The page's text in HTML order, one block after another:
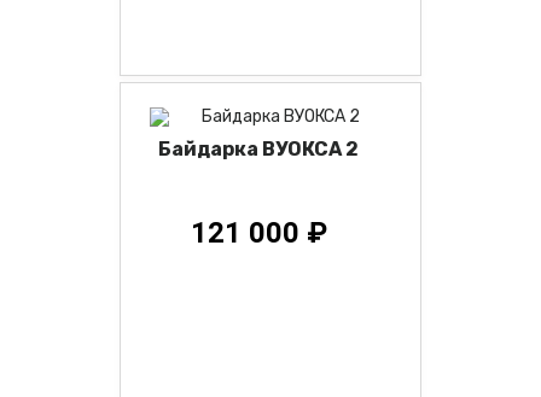
Байдарка ВУОКСА 2
121 000 ₽